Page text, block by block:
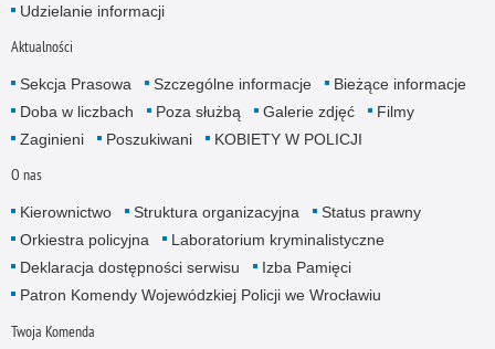
Udzielanie informacji
Aktualności
Sekcja Prasowa Szczególne informacje
Bieżące informacje
Doba w liczbach
Poza służbą Galerie zdjęć
Filmy
Zaginieni
Poszukiwani KOBIETY W POLICJI
O nas
Kierownictwo Struktura organizacyjna
Status prawny
Orkiestra policyjna
Laboratorium kryminalistyczne
Deklaracja dostępności serwisu
Izba Pamięci
Patron Komendy Wojewódzkiej Policji we Wrocławiu
Twoja Komenda